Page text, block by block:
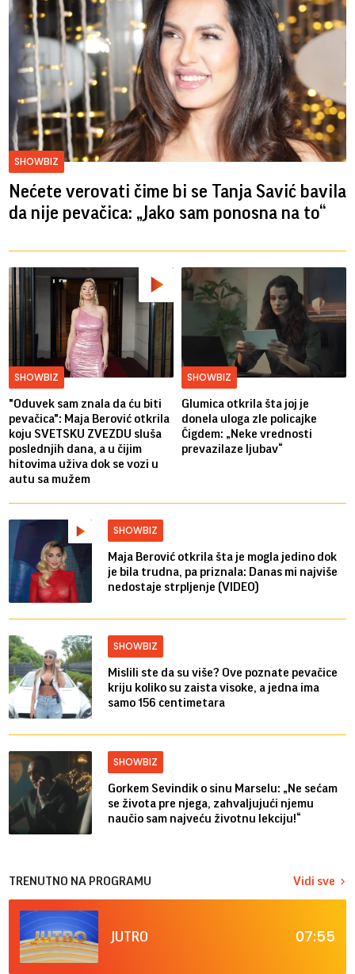
SHOWBIZ
Nećete verovati čime bi se Tanja Savić bavila
da nije pevačica: „Jako sam ponosna na to“
SHOWBIZ
"Oduvek sam znala da ću biti
pevačica": Maja Berović otkrila
koju SVETSKU ZVEZDU sluša
poslednjih dana, a u čijim
hitovima uživa dok se vozi u
autu sa mužem
SHOWBIZ
Glumica otkrila šta joj je
donela uloga zle policajke
Čigdem: „Neke vrednosti
prevazilaze ljubav“
SHOWBIZ
Maja Berović otkrila šta je mogla jedino dok
je bila trudna, pa priznala: Danas mi najviše
nedostaje strpljenje (VIDEO)
SHOWBIZ
Mislili ste da su više? Ove poznate pevačice
kriju koliko su zaista visoke, a jedna ima
samo 156 centimetara
SHOWBIZ
Gorkem Sevindik o sinu Marselu: „Ne sećam
se života pre njega, zahvaljujući njemu
naučio sam najveću životnu lekciju!“
TRENUTNO NA PROGRAMU Vidi sve
JUTRO 07:55